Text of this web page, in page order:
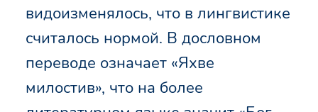
видоизменялось, что в лингвистике
считалось нормой. В дословном
переводе означает «Яхве
милостив», что на более